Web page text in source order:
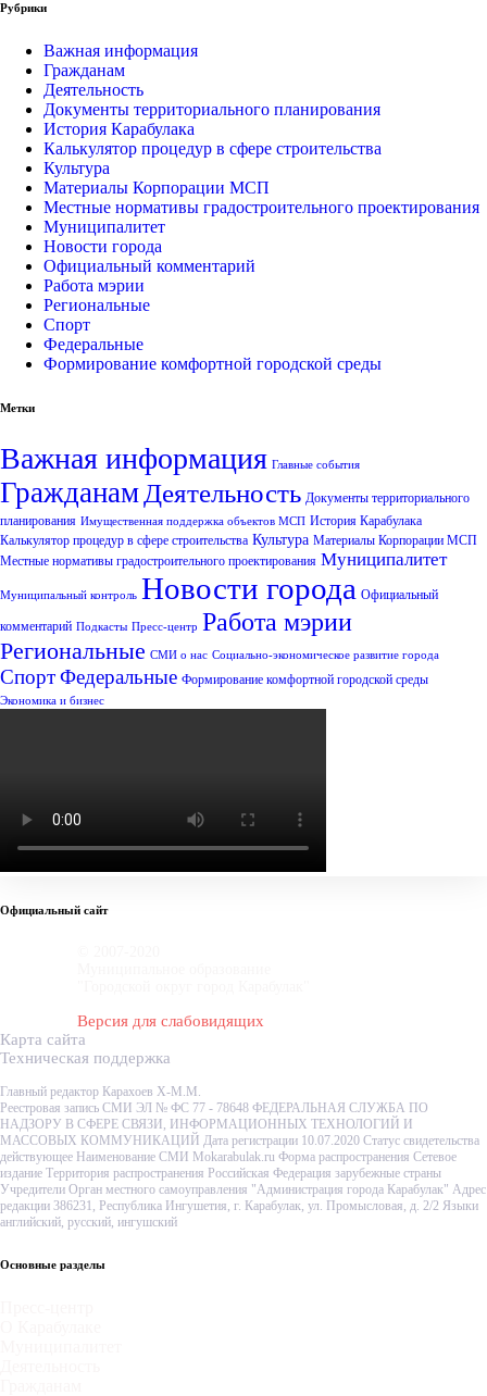
Рубрики
Важная информация
Гражданам
Деятельность
Документы территориального планирования
История Карабулака
Калькулятор процедур в сфере строительства
Культура
Материалы Корпорации МСП
Местные нормативы градостроительного проектирования
Муниципалитет
Новости города
Официальный комментарий
Работа мэрии
Региональные
Спорт
Федеральные
Формирование комфортной городской среды
Метки
Важная информация Главные события
Гражданам Деятельность Документы территориального
планирования Имущественная поддержка объектов МСП История Карабулака
Калькулятор процедур в сфере строительства Культура Материалы Корпорации МСП
Местные нормативы градостроительного проектирования Муниципалитет
Муниципальный контроль Новости города Официальный
комментарий Подкасты Пресс-центр Работа мэрии
Региональные СМИ о нас Социально-экономическое развитие города
СпортФедеральные Формирование комфортной городской среды
Экономика и бизнес
Официальный сайт
Версия для слабовидящих
Карта сайта
Техническая поддержка
Главный редактор Карахоев Х-М.М.
Реестровая запись СМИ ЭЛ № ФС 77 - 78648 ФЕДЕРАЛЬНАЯ СЛУЖБА ПО
НАДЗОРУ В СФЕРЕ СВЯЗИ, ИНФОРМАЦИОННЫХ ТЕХНОЛОГИЙ И
МАССОВЫХ КОММУНИКАЦИЙ Дата регистрации 10.07.2020 Статус свидетельства
действующее Наименование СМИ Mokarabulak.ru Форма распространения Сетевое
издание Территория распространения Российская Федерация зарубежные страны
Учредители Орган местного самоуправления "Администрация города Карабулак" Адрес
редакции 386231, Республика Ингушетия, г. Карабулак, ул. Промысловая, д. 2/2 Языки
английский, русский, ингушский
Основные разделы